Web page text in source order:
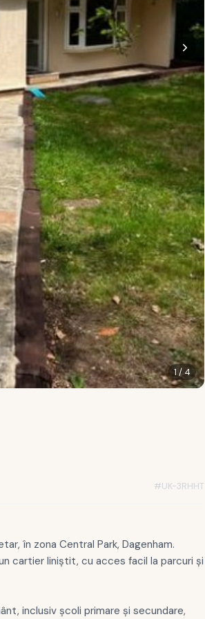
1 / 4
#UK-3RHHT
în zona Central Park, Dagenham.
cartier liniștit, cu acces facil la parcuri și
inclusiv școli primare și secundare,